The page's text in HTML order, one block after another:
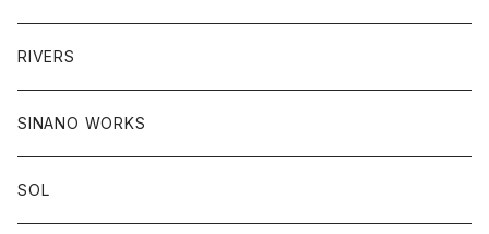
RIVERS
SINANO WORKS
SOL